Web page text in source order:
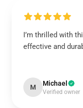
I’m thrilled with
effective and
M Michael
Verified owner